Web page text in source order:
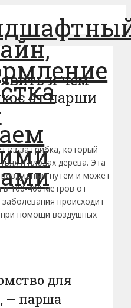
и чем
от парши
из-за грибка, который
и плодах дерева. Эта
воздушным путем и может
в 100-400 метров от
происходит
при помощи воздушных
для
— парша